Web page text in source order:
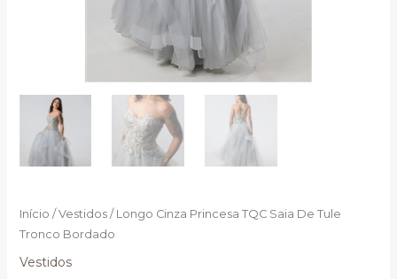
Início / Vestidos/ Longo Cinza Princesa TQC Saia De Tule
Tronco Bordado
Vestidos